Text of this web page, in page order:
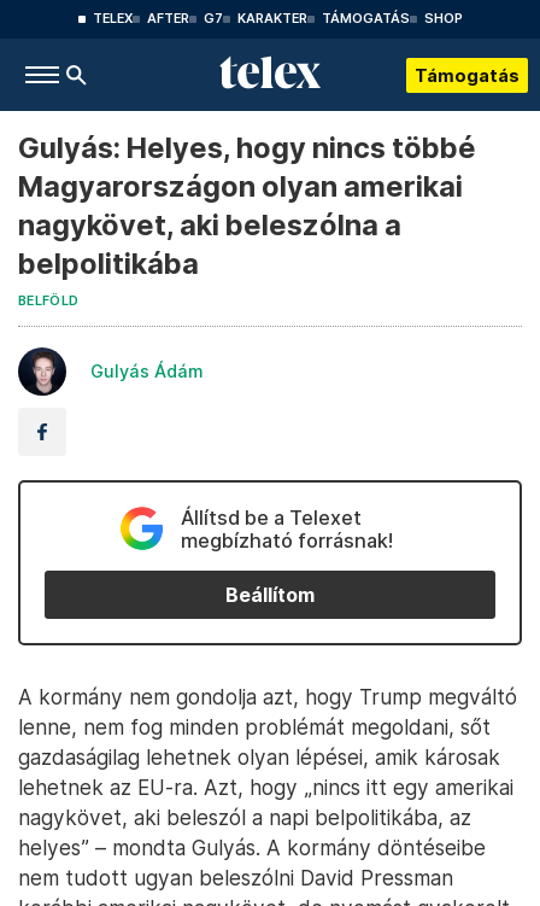
TELEX AFTER G7 KARAKTER TÁMOGATÁS SHOP
Támogatás
Gulyás: Helyes, hogy nincs többé
Magyarországon olyan amerikai
nagykövet, aki beleszólna a
belpolitikába
BELFÖLD
Gulyás Ádám
Állítsd be a Telexet
megbízható forrásnak!
Beállítom
A kormány nem gondolja azt, hogy Trump megváltó
lenne, nem fog minden problémát megoldani, sőt
gazdaságilag lehetnek olyan lépései, amik károsak
lehetnek az EU-ra. Azt, hogy „nincs itt egy amerikai
nagykövet, aki beleszól a napi belpolitikába, az
helyes” – mondta Gulyás. A kormány döntéseibe
nem tudott ugyan beleszólni David Pressman